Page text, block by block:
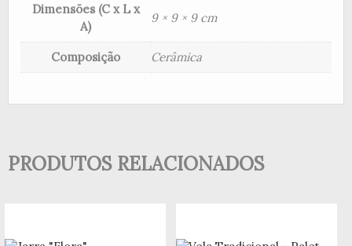
Dimensões (C x L x
A)
9 × 9 × 9 cm
Composição Cerâmica
PRODUTOS RELACIONADOS